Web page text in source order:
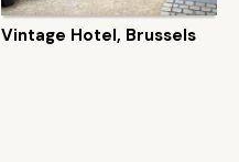
Vintage Hotel, Brussels